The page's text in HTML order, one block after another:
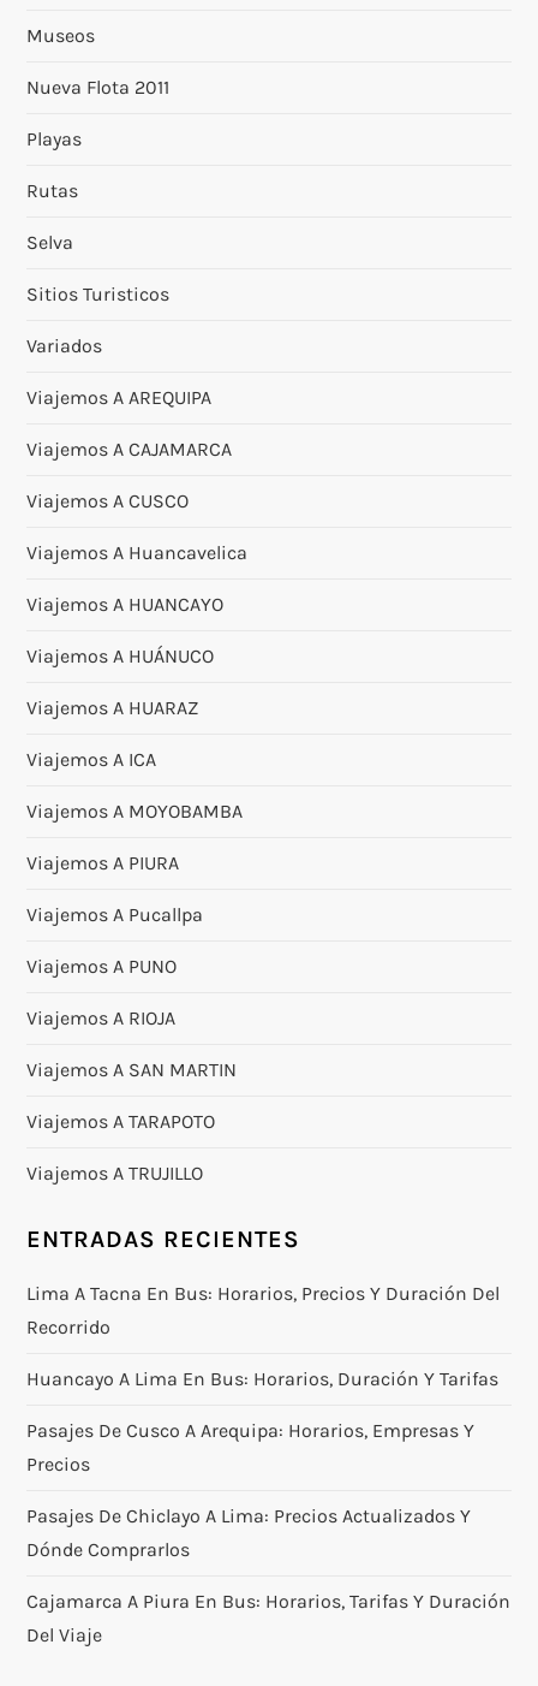
Museos
Nueva Flota 2011
Playas
Rutas
Selva
Sitios Turisticos
Variados
Viajemos A AREQUIPA
Viajemos A CAJAMARCA
Viajemos A CUSCO
Viajemos A Huancavelica
Viajemos A HUANCAYO
Viajemos A HUÁNUCO
Viajemos A HUARAZ
Viajemos A ICA
Viajemos A MOYOBAMBA
Viajemos A PIURA
Viajemos A Pucallpa
Viajemos A PUNO
Viajemos A RIOJA
Viajemos A SAN MARTIN
Viajemos A TARAPOTO
Viajemos A TRUJILLO
ENTRADAS RECIENTES
Lima A Tacna En Bus: Horarios, Precios Y Duración Del
Recorrido
Huancayo A Lima En Bus: Horarios, Duración Y Tarifas
Pasajes De Cusco A Arequipa: Horarios, Empresas Y
Precios
Pasajes De Chiclayo A Lima: Precios Actualizados Y
Dónde Comprarlos
Cajamarca A Piura En Bus: Horarios, Tarifas Y Duración
Del Viaje